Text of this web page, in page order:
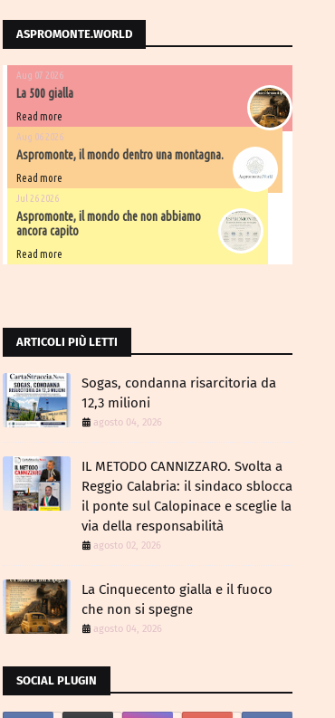
ASPROMONTE.WORLD
Aug 07 2026
La 500 gialla
Read more
Aug 06 2026
Aspromonte, il mondo dentro una montagna.
Read more
Jul 26 2026
Aspromonte, il mondo che non abbiamo
ancora capito
Read more
ARTICOLI PIÙ LETTI
Sogas, condanna risarcitoria da
12,3 milioni
agosto 04, 2026
IL METODO CANNIZZARO​. Svolta a
Reggio Calabria: il sindaco sblocca
il ponte sul Calopinace e sceglie la
via della responsabilità
agosto 02, 2026
La Cinquecento gialla e il fuoco
che non si spegne
agosto 04, 2026
SOCIAL PLUGIN